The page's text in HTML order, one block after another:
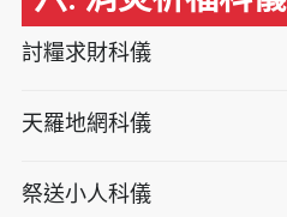
討糧求財科儀
天羅地網科儀
祭送小人科儀